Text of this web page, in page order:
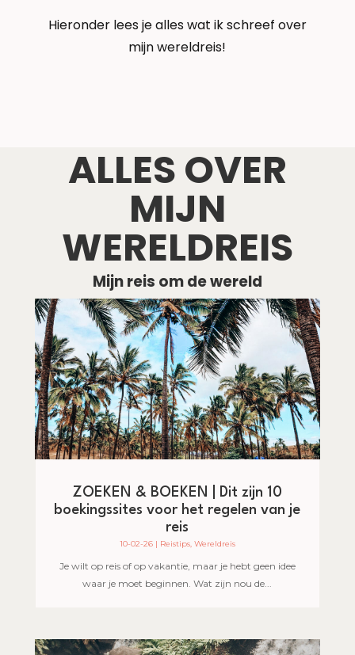
Hieronder lees je alles wat ik schreef over
mijn wereldreis!
ALLES OVER
MIJN
WERELDREIS
Mijn reis om de wereld
ZOEKEN & BOEKEN | Dit zijn 10
boekingssites voor het regelen van je
reis
10-02-26| Reistips, Wereldreis
Je wilt op reis of op vakantie, maar je hebt geen idee
waar je moet beginnen. Wat zijn nou de...